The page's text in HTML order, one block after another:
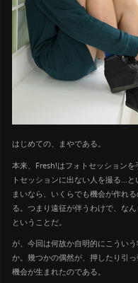
はじめての、まやである。
本来、Fresh!はフォトセッション
トセッションに出ない人を撮る…
まいなら、いくらでも機会が作れ
る。つまり遠征が伴うわけで、な
ということだ。
が、今回は何故か自明的にこうい
か。幾つかの偶然が、押したり引
機会が生まれたのである。